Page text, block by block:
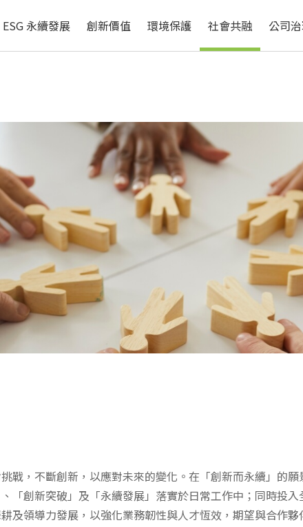
ESG 永續發展 創新價值 環境保護 社會共融 公司
戰，不斷創新，以應對未來的變化。在「創新而永續」的
「創新突破」及「永續發展」落實於日常工作中；同時投
及領導力發展，以強化業務韌性與人才恆效，期望與合作